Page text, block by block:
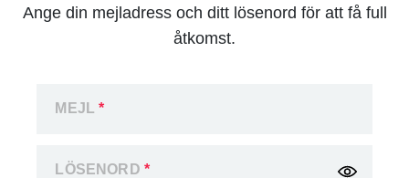
Ange din mejladress och ditt lösenord för att få full
åtkomst.
MEJL*
LÖSENORD *